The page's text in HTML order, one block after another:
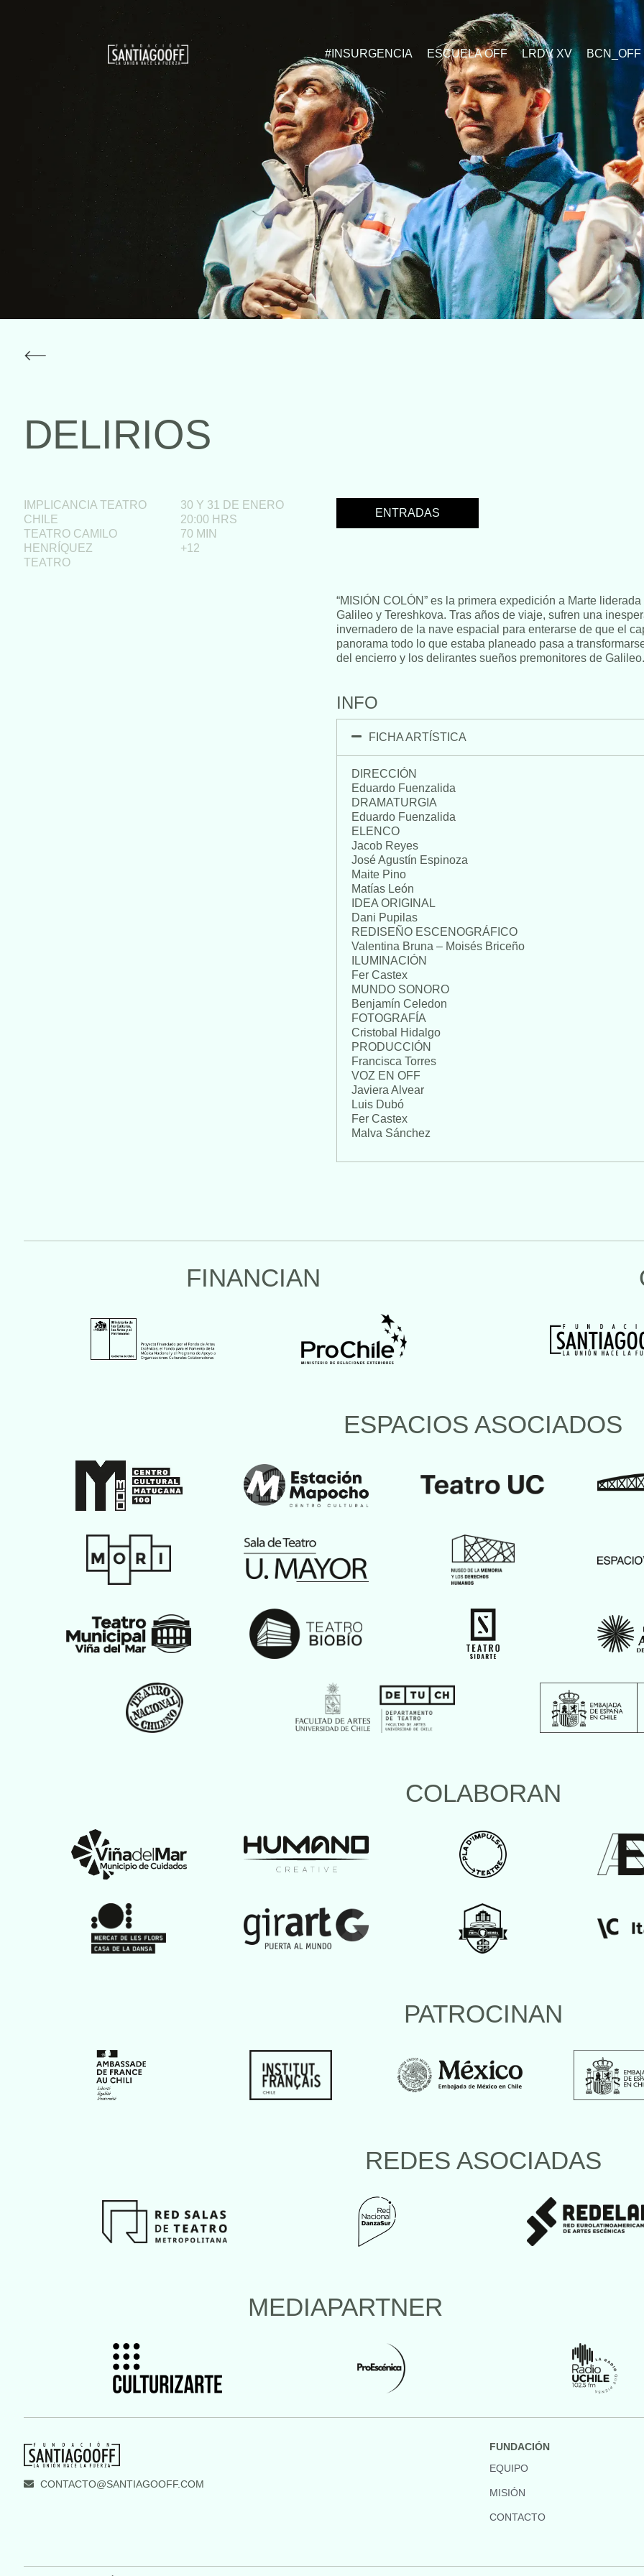
#INSURGENCIA ESCUELA OFF LRDV XV BCN_OFF
DELIRIOS
IMPLICANCIA TEATRO
CHILE
TEATRO CAMILO
HENRÍQUEZ
TEATRO
30 Y 31 DE ENERO
20:00 HRS
70 MIN
+12
ENTRADAS
“MISIÓN COLÓN” es la primera expedición a Marte
Galileo y Tereshkova. Tras años de viaje, sufren una
invernadero de la nave espacial para enterarse de que el
panorama todo lo que estaba planeado pasa a
del encierro y los delirantes sueños premonitores de Galileo.
INFO
FICHA ARTÍSTICA
DIRECCIÓN
Eduardo Fuenzalida
DRAMATURGIA
Eduardo Fuenzalida
ELENCO
Jacob Reyes
José Agustín Espinoza
Maite Pino
Matías León
IDEA ORIGINAL
Dani Pupilas
REDISEÑO ESCENOGRÁFICO
Valentina Bruna – Moisés Briceño
ILUMINACIÓN
Fer Castex
MUNDO SONORO
Benjamín Celedon
FOTOGRAFÍA
Cristobal Hidalgo
PRODUCCIÓN
Francisca Torres
VOZ EN OFF
Javiera Alvear
Luis Dubó
Fer Castex
Malva Sánchez
FINANCIAN
ESPACIOS ASOCIADOS
COLABORAN
PATROCINAN
REDES ASOCIADAS
MEDIAPARTNER
CONTACTO@SANTIAGOOFF.COM
FUNDACIÓN
EQUIPO
MISIÓN
CONTACTO